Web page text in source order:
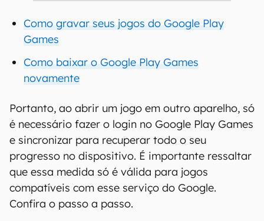
Como gravar seus jogos do Google Play
Games
Como baixar o Google Play Games
novamente
Portanto, ao abrir um jogo em outro aparelho, só
é necessário fazer o login no Google Play Games
e sincronizar para recuperar todo o seu
progresso no dispositivo. É importante ressaltar
que essa medida só é válida para jogos
compatíveis com esse serviço do Google.
Confira o passo a passo.